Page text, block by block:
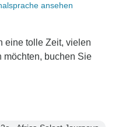
ansehen
eine tolle Zeit, vielen
möchten, buchen Sie